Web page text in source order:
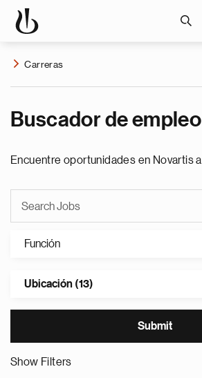
Carreras
Buscador de empleo
Encuentre oportunidades en Novartis
Función
Ubicación (13)
Show Filters